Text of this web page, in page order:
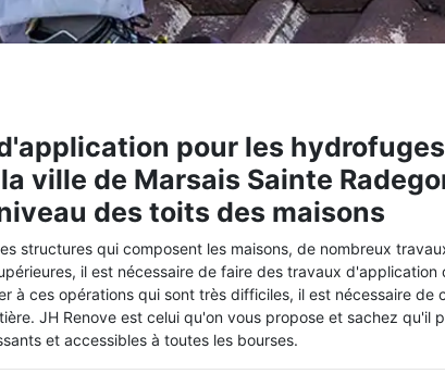
pour les
ville de Marsais Sainte
des toits des maisons
structures qui composent les maisons, de nombreux
il est nécessaire de faire des travaux
à ces opérations qui sont très difficiles, il est nécessaire de
JH Renove est celui qu'on vous propose et sachez qu'il
et accessibles à toutes les bourses.